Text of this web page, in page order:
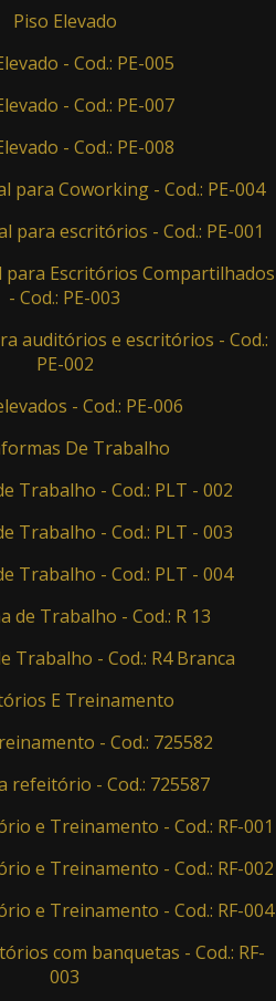
Piso Elevado
- Cod.: PE-005
- Cod.: PE-007
- Cod.: PE-008
para Coworking - Cod.: PE-004
para escritórios - Cod.: PE-001
para Escritórios Compartilhados
- Cod.: PE-003
auditórios e escritórios - Cod.:
PE-002
- Cod.: PE-006
De Trabalho
Trabalho - Cod.: PLT - 002
Trabalho - Cod.: PLT - 003
Trabalho - Cod.: PLT - 004
de Trabalho - Cod.: R 13
Trabalho - Cod.: R4 Branca
E Treinamento
- Cod.: 725582
refeitório - Cod.: 725587
e Treinamento - Cod.: RF-001
e Treinamento - Cod.: RF-002
e Treinamento - Cod.: RF-004
com banquetas - Cod.: RF-
003